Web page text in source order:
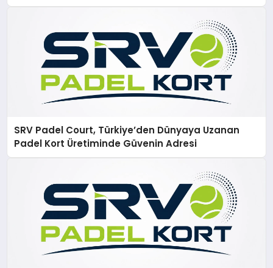
SRV Padel Court, Türkiye’den Dünyaya Uzanan
Padel Kort Üretiminde Güvenin Adresi